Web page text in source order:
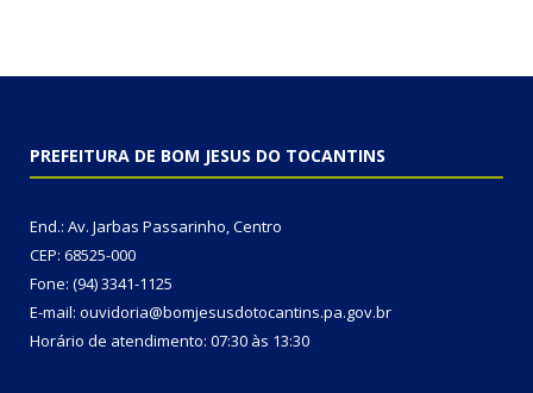
PREFEITURA DE BOM JESUS DO TOCANTINS
End.: Av. Jarbas Passarinho, Centro
CEP: 68525-000
Fone: (94) 3341-1125
E-mail: ouvidoria@bomjesusdotocantins.pa.gov.br
Horário de atendimento: 07:30 às 13:30